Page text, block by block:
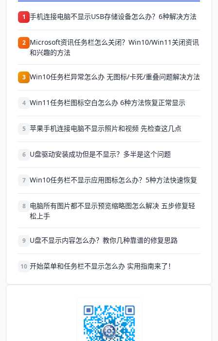
1 手机连接电脑不显示USB存储设备怎么办？6种解决方法
2 Microsoft资讯任务栏怎么关闭？Win10/Win11关闭资讯
和兴趣的方法
3 Win10任务栏异常怎么办 无图标/卡死/重叠问题解决方法
4 Win11任务栏图标空白怎么办 6种方法恢复正常显示
5 苹果手机连接电脑不显示照片和视频 先检查这几点
6 U盘驱动安装成功但是不显示？多半是这个问题
7 Win10任务栏不显示应用图标怎么办？5种方法快速恢复
8 电脑所有图片都不显示预览缩略图怎么解决 五步修复轻
松上手
9 U盘不显示内容怎么办？教你几种靠谱的修复思路
10 开始菜单和任务栏不显示怎么办 实用指南来了！